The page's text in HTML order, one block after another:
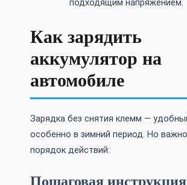
подходящим напряжением.
Как зарядить
аккумулятор на
автомобиле
Зарядка без снятия клемм —
особенно в зимний период. Но
порядок действий:
Пошаговая